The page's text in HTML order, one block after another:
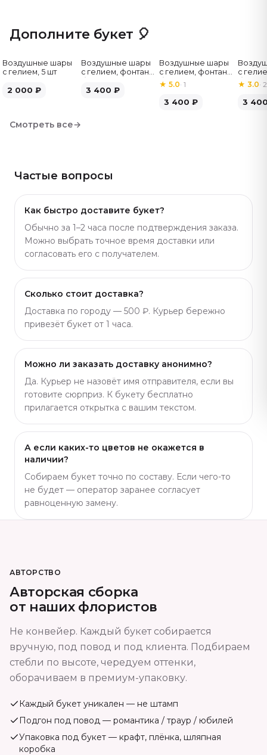
Дополните букет 🎈
Воздушные шары
с гелием, 5 шт
2 000 ₽
Воздушные шары
с гелием, фонтан,
шт
3 400 ₽
Воздушные шары
с гелием, фонтан,
бело-розовые, 7
шт
★5.0·1
3 400 ₽
с
бело-
★ 3.0· 2
3
Смотреть все→
Частые вопросы
Как быстро доставите букет?
Обычно за 1–2 часа после подтверждения заказа.
Можно выбрать точное время доставки или
согласовать его с получателем.
Сколько стоит доставка?
Доставка по городу — 500 ₽. Курьер бережно
привезёт букет от 1 часа.
Можно ли заказать доставку анонимно?
Да. Курьер не назовёт имя отправителя, если вы
готовите сюрприз. К букету бесплатно
прилагается открытка с вашим текстом.
А если каких-то цветов не окажется в
наличии?
Собираем букет точно по составу. Если чего-то
не будет — оператор заранее согласует
равноценную замену.
АВТОРСТВО
Авторская сборка
от наших флористов
Не конвейер. Каждый букет собирается
вручную, под повод и под клиента. Подбираем
стебли по высоте, чередуем оттенки,
оборачиваем в премиум-упаковку.
Каждый букет уникален — не штамп
Подгон под повод — романтика / траур / юбилей
Упаковка под букет — крафт, плёнка, шляпная
коробка